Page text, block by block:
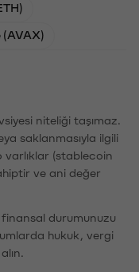
(AVAX)
niteliği taşımaz.
saklanmasıyla ilgili
(stablecoin
ve ani değer
durumunuzu
hukuk, vergi